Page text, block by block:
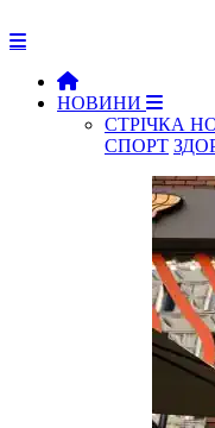
НОВИНИ
СТРІЧКА
СПОРТ